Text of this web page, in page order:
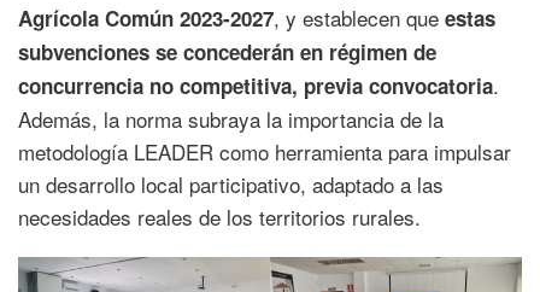
Agrícola Común 2023-2027, y establecen que estas
subvenciones se concederán en régimen de
concurrencia no competitiva, previa convocatoria.
Además, la norma subraya la importancia de la
metodología LEADER como herramienta para impulsar
un desarrollo local participativo, adaptado a las
necesidades reales de los territorios rurales.